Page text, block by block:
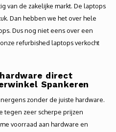
van de zakelijke markt. De laptops
Dan hebben we het over hele
Dus nog niet eens over een
refurbished laptops verkocht
direct
Spankeren
zonder de juiste hardware.
tegen zeer scherpe prijzen
voorraad aan hardware en